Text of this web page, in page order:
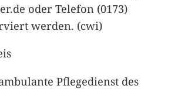
oder Telefon (0173)
werden. (cwi)
Pflegedienst des